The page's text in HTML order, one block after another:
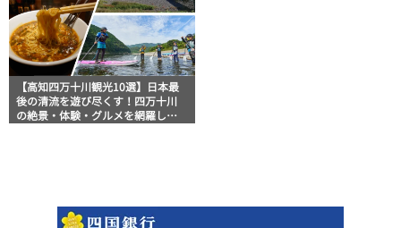
【高知四万十川観光10選】日本最
後の清流を遊び尽くす！四万十川
の絶景・体験・グルメを網羅した